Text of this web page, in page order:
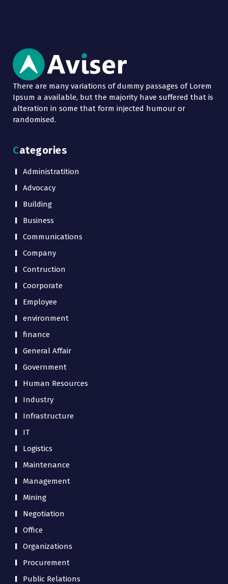
There are many variations of dummy passages of Lorem
Ipsum a available, but the majority have suffered that is
alteration in some that form injected humour or
randomised.
Categories
Administratition
Advocacy
Building
Business
Communications
Company
Contruction
Coorporate
Employee
environment
finance
General Affair
Government
Human Resources
Industry
Infrastructure
IT
Logistics
Maintenance
Management
Mining
Negotiation
Office
Organizations
Procurement
Public Relations